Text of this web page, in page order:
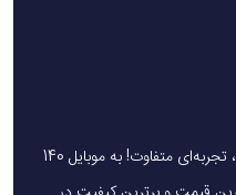
یک خرید هوشمندانه ، قیمت منصفانه، تجربه‌ای متفاوت! به موبایل 140